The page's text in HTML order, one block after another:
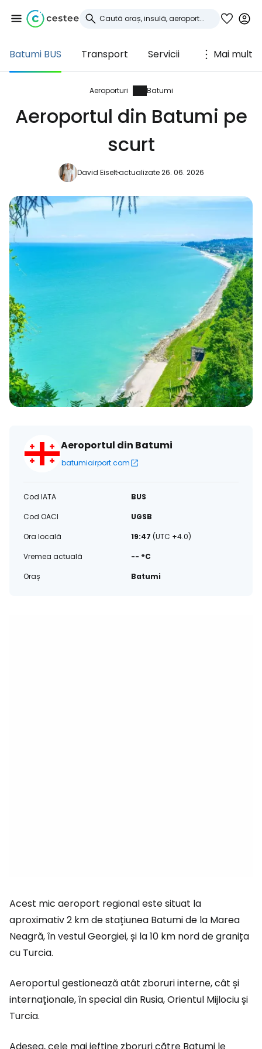
Batumi BUS Transport Servicii Mai mult
Aeroporturi Batumi
Aeroportul din Batumi pe
scurt
David Eiseltactualizate 26. 06. 2026
Aeroportul din Batumi
batumiairport.com
Cod IATA
BUS
Cod OACI
UGSB
Ora locală
19:47 (UTC +4.0)
Vremea actuală
-- °C
Oraș
Batumi
Acest mic aeroport regional este situat la
aproximativ 2 km de stațiunea Batumi de la Marea
Neagră, în vestul Georgiei, și la 10 km nord de granița
cu Turcia.
Aeroportul gestionează atât zboruri interne, cât și
internaționale, în special din Rusia, Orientul Mijlociu și
Turcia.
Conectați-vă la
Cestee
... comunitatea mondială a călătorilor
Continuați cu Facebook
Continuați cu e-mailul